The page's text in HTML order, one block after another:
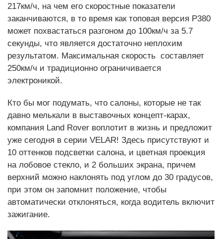
217км/ч, на чем его скоростные показатели
заканчиваются, в то время как топовая версия P380
может похвастаться разгоном до 100км/ч за 5.7
секунды, что является достаточно неплохим
результатом. Максимальная скорость составляет
250км/ч и традиционно ограничивается
электроникой.
Кто бы мог подумать, что салоны, которые не так
давно мелькали в выставочных концепт-карах,
компания Land Rover воплотит в жизнь и предложит
уже сегодня в серии VELAR! Здесь присутствуют и
10 оттенков подсветки салона, и цветная проекция
на лобовое стекло, и 2 больших экрана, причем
верхний можно наклонять под углом до 30 градусов,
при этом он запомнит положение, чтобы
автоматически отклоняться, когда водитель включит
зажигание.